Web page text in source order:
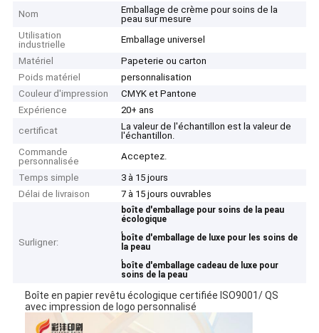
Nom
Emballage de crème pour soins de la
peau sur mesure
Utilisation
industrielle
Emballage universel
Matériel
Papeterie ou carton
Poids matériel
personnalisation
Couleur d'impression
CMYK et Pantone
Expérience
20+ ans
certificat
La valeur de l'échantillon est la valeur de
l'échantillon.
Commande
personnalisée
Acceptez.
Temps simple
3 à 15 jours
Délai de livraison
7 à 15 jours ouvrables
Surligner:
boîte d'emballage pour soins de la peau
écologique
,
boîte d'emballage de luxe pour les soins de
la peau
,
boîte d'emballage cadeau de luxe pour
soins de la peau
Boîte en papier revêtu écologique certifiée ISO9001/ QS
avec impression de logo personnalisé